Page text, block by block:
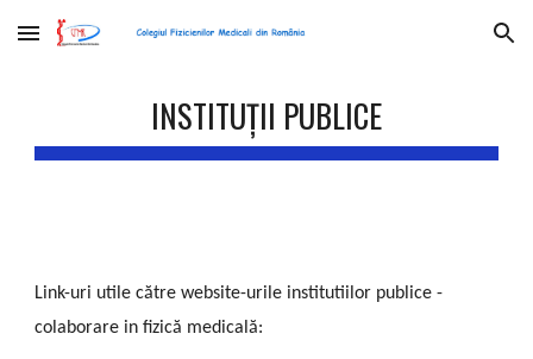
Skip to main content Skip to navigation
INSTITUȚII PUBLICE
Link-uri utile către website-urile institutiilor publice -
colaborare in fizică medicală: